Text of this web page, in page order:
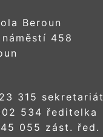
Beroun
458
315 sekretariát
534 ředitelka
055 zást. řed.